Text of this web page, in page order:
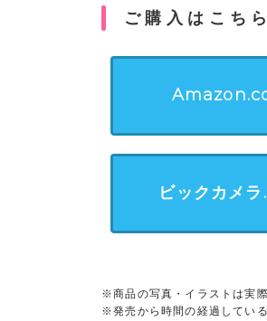
ご購入はこち
ビックカメ
※商品の写真・イラストは実
※発売から時間の経過してい